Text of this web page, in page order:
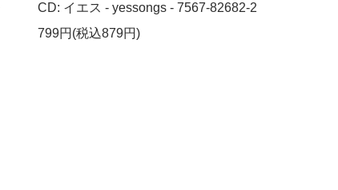
CD: イエス - yessongs - 7567-82682-2
799円(税込879円)